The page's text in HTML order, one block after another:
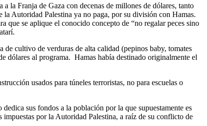
la Franja de Gaza con decenas de millones de dólares, tanto
Autoridad Palestina ya no paga, por su división con Hamas.
que se aplique el conocido concepto de “no regalar peces sino
cultivo de verduras de alta calidad (pepinos baby, tomates
dólares al programa. Hamas había destinado originalmente el
usados para túneles terroristas, no para escuelas o
sus fondos a la población por la que supuestamente es
impuestas por la Autoridad Palestina, a raíz de su conflicto de